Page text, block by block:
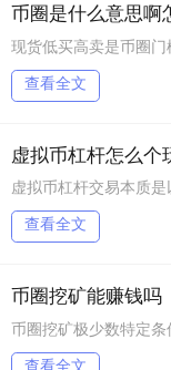
币圈是什么意思啊
查看全文
虚拟币杠杆怎么个
查看全文
币圈挖矿能赚钱吗
查看全文